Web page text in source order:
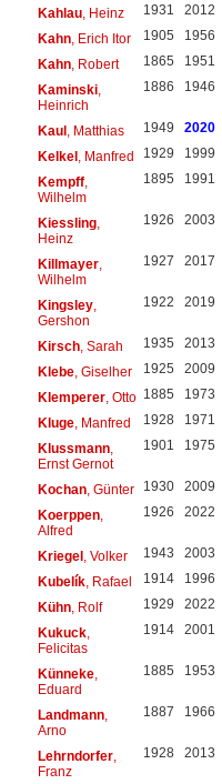
Kahlau, Heinz 1931 2012
Kahn, Erich Itor 1905 1956
Kahn, Robert 1865 1951
Kaminski,
Heinrich
1886 1946
Kaul, Matthias 1949 2020
Kelkel, Manfred 1929 1999
Kempff,
Wilhelm
1895 1991
Kiessling,
Heinz
1926 2003
Killmayer,
Wilhelm
1927 2017
Kingsley,
Gershon
1922 2019
Kirsch, Sarah 1935 2013
Klebe, Giselher 1925 2009
Klemperer, Otto 1885 1973
Kluge, Manfred 1928 1971
Klussmann,
Ernst Gernot
1901 1975
Kochan, Günter 1930 2009
Koerppen,
Alfred
1926 2022
Kriegel, Volker 1943 2003
Kubelík, Rafael 1914 1996
Kühn, Rolf 1929 2022
Kukuck,
Felicitas
1914 2001
Künneke,
Eduard
1885 1953
Landmann,
Arno
1887 1966
Lehrndorfer,
Franz
1928 2013